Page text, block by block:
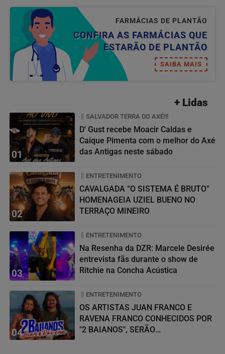
FARMÁCIAS DE PLANTÃO
CONFIRA AS FARMÁCIAS QUE
ESTARÃO DE PLANTÃO
SAIBA MAIS
+ Lidas
01
SALVADOR TERRA DO AXÉ!!!
D' Gust recebe Moacir Caldas e
Caique Pimenta com o melhor do Axé
das Antigas neste sábado
02
ENTRETENIMENTO
CAVALGADA “O SISTEMA É BRUTO”
HOMENAGEIA UZIEL BUENO NO
TERRAÇO MINEIRO
03
ENTRETENIMENTO
Na Resenha da DZR: Marcele Desirée
entrevista fãs durante o show de
Ritchie na Concha Acústica
04
ENTRETENIMENTO
OS ARTISTAS JUAN FRANCO E
RAVENA FRANCO CONHECIDOS POR
"2 BAIANOS", SERÃO